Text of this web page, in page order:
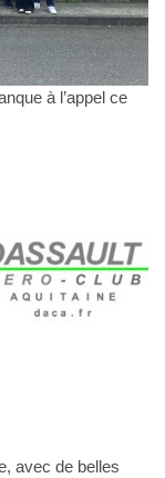
à l’appel ce
avec de belles